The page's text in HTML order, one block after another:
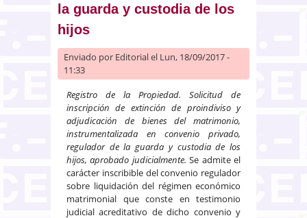
la guarda y custodia de los
hijos
Enviado por Editorialel Lun, 18/09/2017 -
11:33
Registro de la Propiedad. Solicitud de
inscripción de extinción de proindiviso y
adjudicación de bienes del matrimonio,
instrumentalizada en convenio privado,
regulador de la guarda y custodia de los
hijos, aprobado judicialmente. Se admite el
carácter inscribible del convenio regulador
sobre liquidación del régimen económico
matrimonial que conste en testimonio
judicial acreditativo de dicho convenio y